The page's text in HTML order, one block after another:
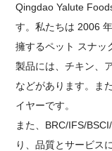
Qingdao Yalute
す。私たちは 2006
擁するペット スナッ
製品には、チキン、
などがあります。ま
イヤーです。
また、BRC/IFS/
り、品質とサービス